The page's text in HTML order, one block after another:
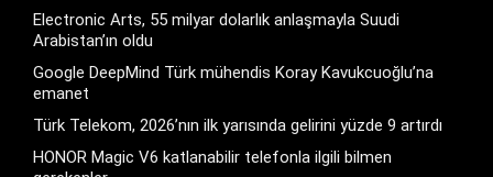
Electronic Arts, 55 milyar dolarlık anlaşmayla Suudi
Arabistan’ın oldu
Google DeepMind Türk mühendis Koray Kavukcuoğlu’na
emanet
Türk Telekom, 2026’nın ilk yarısında gelirini yüzde 9 artırdı
HONOR Magic V6 katlanabilir telefonla ilgili bilmen